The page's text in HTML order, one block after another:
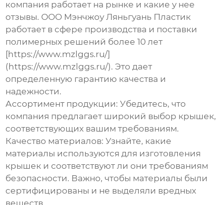
компания работает на рынке и какие у нее
отзывы. ООО Мэнчжоу Ляньгуань Пластик
работает в сфере производства и поставки
полимерных решений более 10 лет
[https://www.mzlggs.ru/]
(https://www.mzlggs.ru/). Это дает
определенную гарантию качества и
надежности.
Ассортимент продукции: Убедитесь, что
компания предлагает широкий выбор крышек,
соответствующих вашим требованиям.
Качество материалов: Узнайте, какие
материалы используются для изготовления
крышек и соответствуют ли они требованиям
безопасности. Важно, чтобы материалы были
сертифицированы и не выделяли вредных